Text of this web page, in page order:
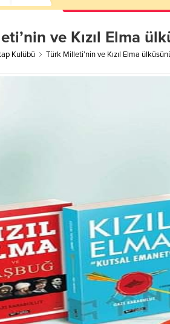
ve Kızıl Elma
Kulübü Türk Milleti’nin ve Kızıl Elma